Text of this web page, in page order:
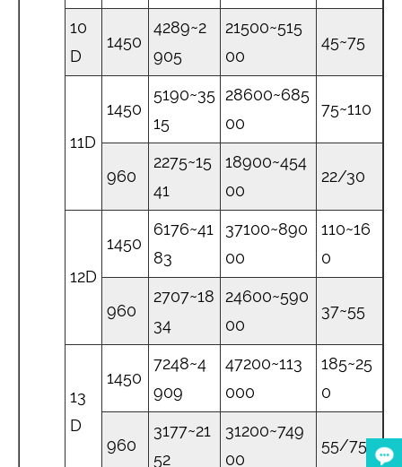
10
D
1450
4289~2
905
21500~515
00
45~75
11D
1450
5190~35
15
28600~685
00
75~110
960
2275~15
41
18900~454
00
22/30
12D
1450
6176~41
83
37100~890
00
110~16
0
960
2707~18
34
24600~590
00
37~55
13
D
1450
7248~4
909
47200~113
000
185~25
0
960
3177~21
52
31200~749
00
55/75